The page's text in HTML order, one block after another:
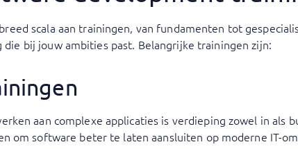
scala aan trainingen, van fundamenten tot
bij jouw ambities past. Belangrijke trainingen zijn:
aan complexe applicaties is verdieping zowel in
om software beter te laten aansluiten op moderne IT-